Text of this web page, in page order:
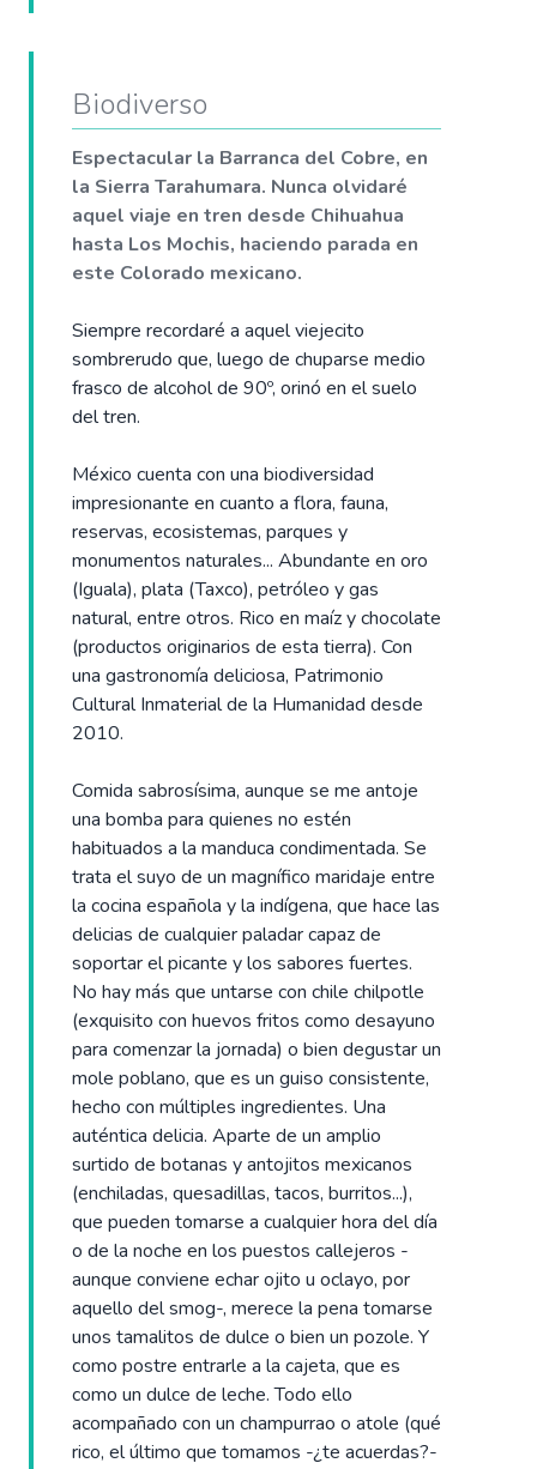
Biodiverso
Espectacular la Barranca del Cobre, en
la Sierra Tarahumara. Nunca olvidaré
aquel viaje en tren desde Chihuahua
hasta Los Mochis, haciendo parada en
este Colorado mexicano.
Siempre recordaré a aquel viejecito
sombrerudo que, luego de chuparse medio
frasco de alcohol de 90º, orinó en el suelo
del tren.
México cuenta con una biodiversidad
impresionante en cuanto a flora, fauna,
reservas, ecosistemas, parques y
monumentos naturales... Abundante en oro
(Iguala), plata (Taxco), petróleo y gas
natural, entre otros. Rico en maíz y chocolate
(productos originarios de esta tierra). Con
una gastronomía deliciosa, Patrimonio
Cultural Inmaterial de la Humanidad desde
2010.
Comida sabrosísima, aunque se me antoje
una bomba para quienes no estén
habituados a la manduca condimentada. Se
trata el suyo de un magnífico maridaje entre
la cocina española y la indígena, que hace las
delicias de cualquier paladar capaz de
soportar el picante y los sabores fuertes.
No hay más que untarse con chile chilpotle
(exquisito con huevos fritos como desayuno
para comenzar la jornada) o bien degustar un
mole poblano, que es un guiso consistente,
hecho con múltiples ingredientes. Una
auténtica delicia. Aparte de un amplio
surtido de botanas y antojitos mexicanos
(enchiladas, quesadillas, tacos, burritos...),
que pueden tomarse a cualquier hora del día
o de la noche en los puestos callejeros -
aunque conviene echar ojito u oclayo, por
aquello del smog-, merece la pena tomarse
unos tamalitos de dulce o bien un pozole. Y
como postre entrarle a la cajeta, que es
como un dulce de leche. Todo ello
acompañado con un champurrao o atole (qué
rico, el último que tomamos -¿te acuerdas?-